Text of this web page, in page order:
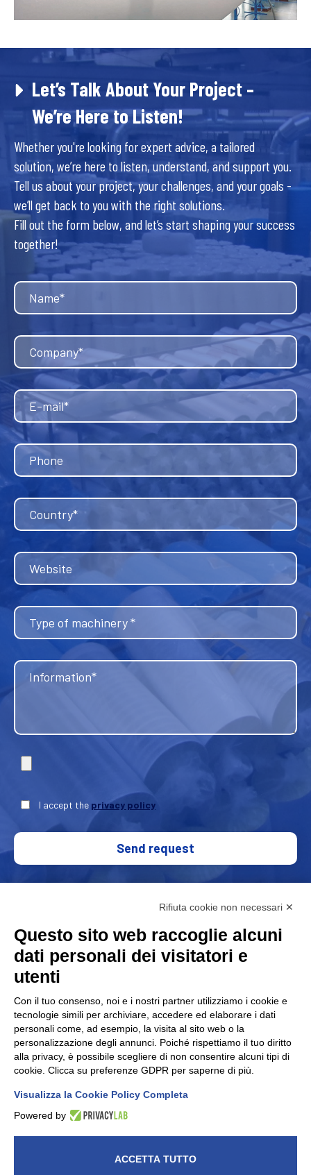
Let’s Talk About Your Project –
We’re Here to Listen!
Whether you're looking for expert advice, a tailored
solution, we’re here to listen, understand, and support you.
Tell us about your project, your challenges, and your goals -
we’ll get back to you with the right solutions.
Fill out the form below, and let’s start shaping your success
together!
I accept the privacy policy
Send request
FAP Srl è associato alla Associazione nazionale costruttori
di
macchine e stampi per materie plastiche e gomma
Amaplast.
© 2026 Fap Srl - Sede legale: Via G. Verga, 5, 20842
Rifiuta cookie non necessari ✕
Questo sito web raccoglie alcuni
dati personali dei visitatori e
utenti
Con il tuo consenso, noi e i nostri partner utilizziamo i cookie e
tecnologie simili per archiviare, accedere ed elaborare i dati
personali come, ad esempio, la visita al sito web o la
personalizzazione degli annunci. Poiché rispettiamo il tuo diritto
alla privacy, è possibile scegliere di non consentire alcuni tipi di
cookie. Clicca su preferenze GDPR per saperne di più.
Visualizza la Cookie Policy Completa
Powered by
ACCETTA TUTTO